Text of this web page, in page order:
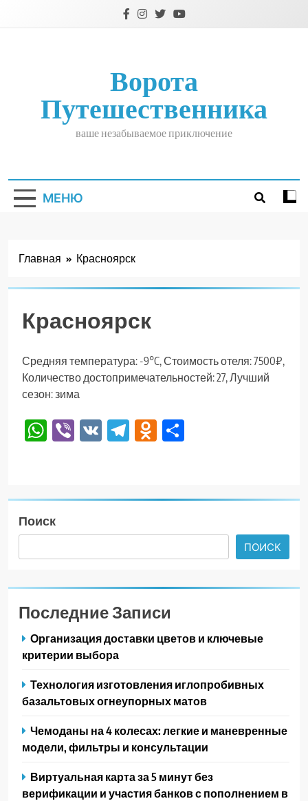
Ворота
Путешественника
ваше незабываемое приключение
МЕНЮ
Главная Красноярск
Красноярск
Средняя температура: -9°C, Стоимость отеля: 7500₽,
Количество достопримечательностей: 27, Лучший
сезон: зима
WhatsApp
Viber
VK TelegramOdnoklassniki
Поиск
ПОИСК
Последние Записи
Организация доставки цветов и ключевые
критерии выбора
Технология изготовления иглопробивных
базальтовых огнеупорных матов
Чемоданы на 4 колесах: легкие и маневренные
модели, фильтры и консультации
Виртуальная карта за 5 минут без
верификации и участия банков с пополнением в